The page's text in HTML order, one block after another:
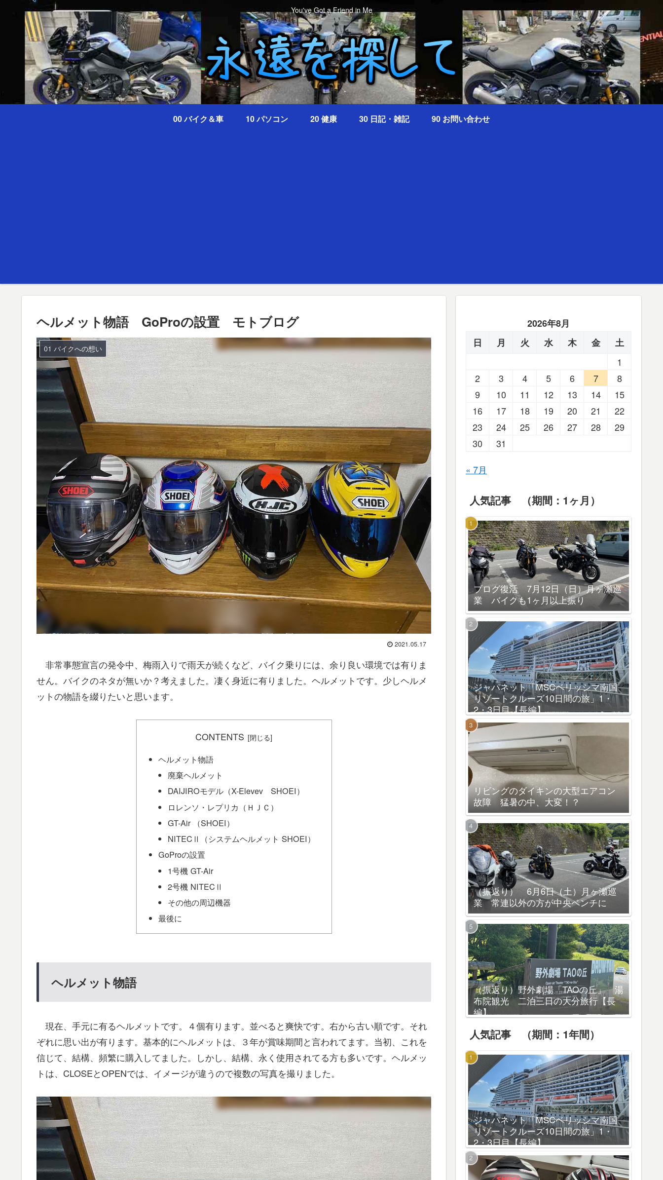
You've Got a Friend in Me
00 バイク＆車 10 パソコン 20 健康 30 日記・雑記 90 お問い合わせ
ヘルメット物語 GoProの設置 モトブログ
01 バイクへの想い
2021.05.17
非常事態宣言の発令中、梅雨入りで雨天が続くなど、バイク乗りには、余り良い環境では有りま
せん。バイクのネタが無いか？考えました。凄く身近に有りました。ヘルメットです。少しヘルメ
ットの物語を綴りたいと思います。
CONTENTS
ヘルメット物語
廃棄ヘルメット
DAIJIROモデル（X-Elevev SHOEI）
ロレンソ・レプリカ（ＨＪＣ）
GT-Air （SHOEI）
NITECⅡ（システムヘルメット SHOEI）
GoProの設置
1号機 GT-Air
2号機 NITECⅡ
その他の周辺機器
最後に
ヘルメット物語
現在、手元に有るヘルメットです。４個有ります。並べると爽快です。右から古い順です。それ
ぞれに思い出が有ります。基本的にヘルメットは、３年が賞味期間と言われてます。当初、これを
信じて、結構、頻繁に購入してました。しかし、結構、永く使用されてる方も多いです。ヘルメッ
トは、CLOSEとOPENでは、イメージが違うので複数の写真を撮りました。
2026年8月
日
月 火 水 木 金
土
1
2
3 4 5 6 7
8
9
10 11 12 13 14
15
16
17 18 19 20 21
22
23
24 25 26 27 28
29
30
31
« 7月
人気記事 （期間：1ヶ月）
ブログ復活 7月12日（日）月ヶ瀬巡
業 バイクも1ヶ月以上振り
ジャパネット「MSCベリッシマ南国
リゾートクルーズ10日間の旅」1・
2・3日目【長編】
リビングのダイキンの大型エアコン
故障 猛暑の中、大変！？
（振返り） 6月6日（土）月ヶ瀬巡
業 常連以外の方が中央ベンチに
（振返り）野外劇場「TAOの丘」 湯
布院観光 二泊三日の大分旅行【長
編】
人気記事 （期間：1年間）
ジャパネット「MSCベリッシマ南国
リゾートクルーズ10日間の旅」1・
2・3日目【長編】